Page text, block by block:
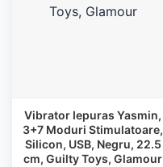
Vibrator Iepuras Yasmin,
3+7 Moduri Stimulatoare,
Silicon, USB, Negru, 22.5
cm, Guilty Toys, Glamour